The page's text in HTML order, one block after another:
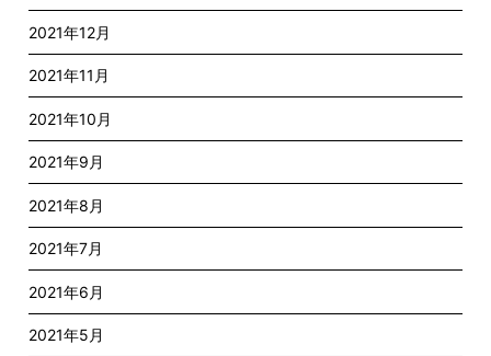
2021年12月
2021年11月
2021年10月
2021年9月
2021年8月
2021年7月
2021年6月
2021年5月